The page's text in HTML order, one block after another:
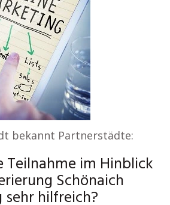
bekannt Partnerstädte:
Teilnahme im Hinblick
Schönaich
hilfreich?